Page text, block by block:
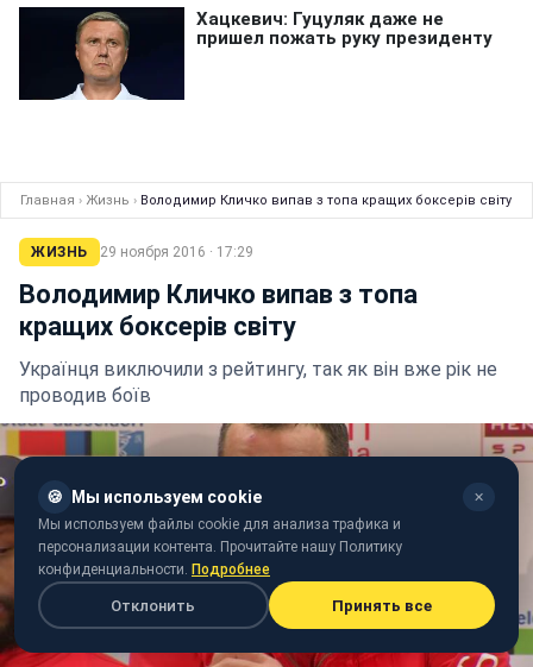
Главная › Жизнь › Володимир Кличко випав з топа кращих боксерів світу
ЖИЗНЬ 29 ноября 2016 · 17:29
Володимир Кличко випав з топа
кращих боксерів світу
Українця виключили з рейтингу, так як він вже рік не
проводив боїв
🍪 Мы используем cookie ✕
Мы используем файлы cookie для анализа трафика и
персонализации контента. Прочитайте нашу Политику
конфиденциальности. Подробнее
Отклонить Принять все